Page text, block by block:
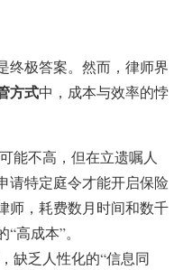
终极答案。然而，律师界
方式中，成本与效率的悖
能不高，但在立遗嘱人
请特定庭令才能开启保险
师，耗费数月时间和数千
高成本”。
缺乏人性化的“信息同